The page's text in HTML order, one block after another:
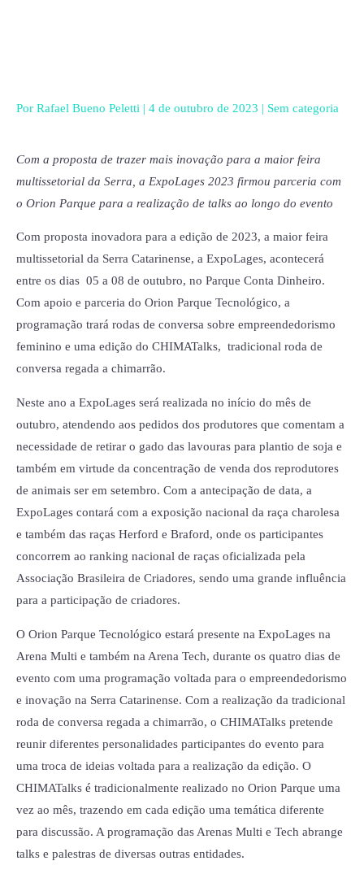
Por Rafael Bueno Peletti | 4 de outubro de 2023 | Sem categoria
Com a proposta de trazer mais inovação para a maior feira
multissetorial da Serra, a ExpoLages 2023 firmou parceria com
o Orion Parque para a realização de talks ao longo do evento
Com proposta inovadora para a edição de 2023, a maior feira
multissetorial da Serra Catarinense, a ExpoLages, acontecerá
entre os dias 05 a 08 de outubro, no Parque Conta Dinheiro.
Com apoio e parceria do Orion Parque Tecnológico, a
programação trará rodas de conversa sobre empreendedorismo
feminino e uma edição do CHIMATalks, tradicional roda de
conversa regada a chimarrão.
Neste ano a ExpoLages será realizada no início do mês de
outubro, atendendo aos pedidos dos produtores que comentam a
necessidade de retirar o gado das lavouras para plantio de soja e
também em virtude da concentração de venda dos reprodutores
de animais ser em setembro. Com a antecipação de data, a
ExpoLages contará com a exposição nacional da raça charolesa
e também das raças Herford e Braford, onde os participantes
concorrem ao ranking nacional de raças oficializada pela
Associação Brasileira de Criadores, sendo uma grande influência
para a participação de criadores.
O Orion Parque Tecnológico estará presente na ExpoLages na
Arena Multi e também na Arena Tech, durante os quatro dias de
evento com uma programação voltada para o empreendedorismo
e inovação na Serra Catarinense. Com a realização da tradicional
roda de conversa regada a chimarrão, o CHIMATalks pretende
reunir diferentes personalidades participantes do evento para
uma troca de ideias voltada para a realização da edição. O
CHIMATalks é tradicionalmente realizado no Orion Parque uma
vez ao mês, trazendo em cada edição uma temática diferente
para discussão. A programação das Arenas Multi e Tech abrange
talks e palestras de diversas outras entidades.